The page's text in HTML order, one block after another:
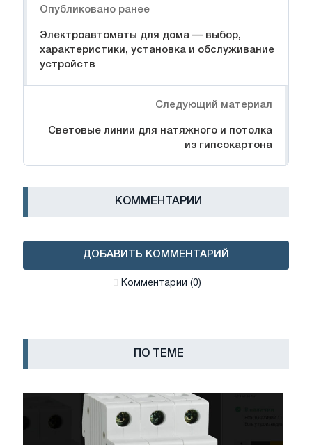
Опубликовано ранее
Электроавтоматы для дома — выбор,
характеристики, установка и обслуживание
устройств
Следующий материал
Световые линии для натяжного и потолка
из гипсокартона
КОММЕНТАРИИ
ДОБАВИТЬ КОММЕНТАРИЙ
Комментарии (0)
ПО ТЕМЕ